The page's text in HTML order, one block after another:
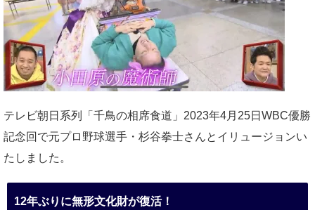
テレビ朝日系列「千鳥の相席食道」2023年4月25日WBC優勝
記念回で元プロ野球選手・杉谷拳士さんとイリュージョンい
たしました。
12年ぶりに無形文化財が復活！